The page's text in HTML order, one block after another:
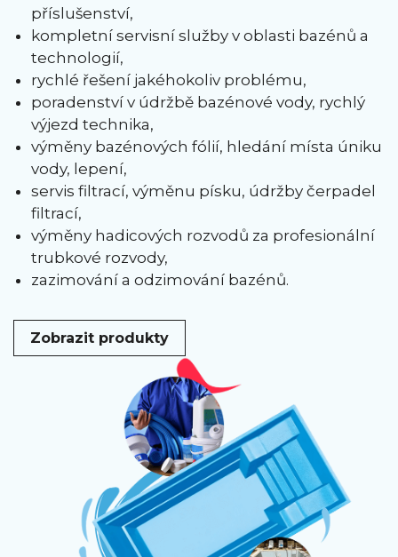
příslušenství,
kompletní servisní služby v oblasti bazénů a
technologií,
rychlé řešení jakéhokoliv problému,
poradenství v údržbě bazénové vody, rychlý
výjezd technika,
výměny bazénových fólií, hledání místa úniku
vody, lepení,
servis filtrací, výměnu písku, údržby čerpadel
filtrací,
výměny hadicových rozvodů za profesionální
trubkové rozvody,
zazimování a odzimování bazénů.
Zobrazit produkty